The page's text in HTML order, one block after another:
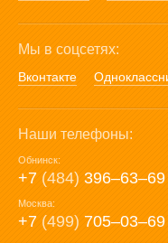
Мы в соцсетях:
Вконтакте
Наши телефоны:
Обнинск:
+7 (484) 396‒63‒69
Москва:
+7 (499) 705‒03‒69